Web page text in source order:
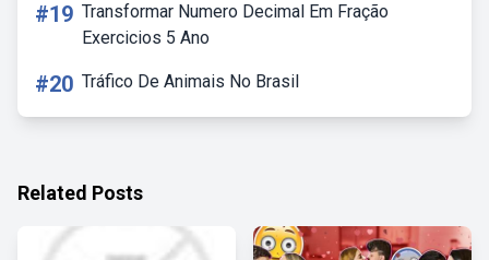
#19 Transformar Numero Decimal Em Fração
Exercicios 5 Ano
#20 Tráfico De Animais No Brasil
Related Posts